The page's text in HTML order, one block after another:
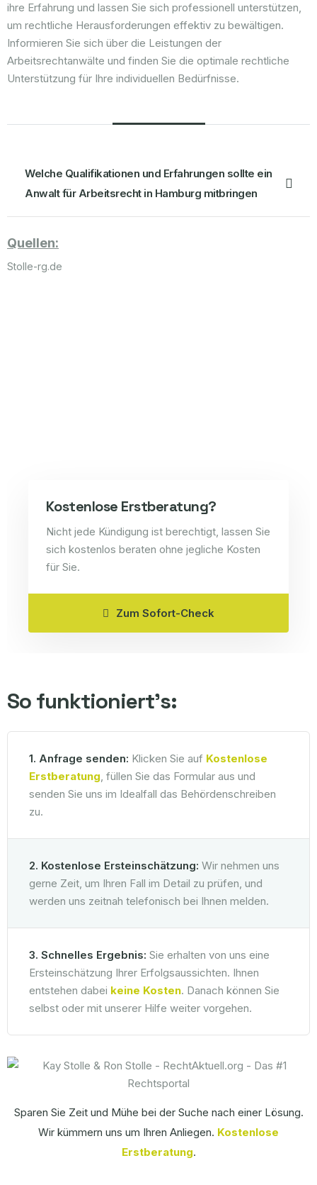
ihre Erfahrung und lassen Sie sich professionell unterstützen,
um rechtliche Herausforderungen effektiv zu bewältigen.
Informieren Sie sich über die Leistungen der
Arbeitsrechtanwälte und finden Sie die optimale rechtliche
Unterstützung für Ihre individuellen Bedürfnisse.
Welche Qualifikationen und Erfahrungen sollte ein
Anwalt für Arbeitsrecht in Hamburg mitbringen
Quellen:
Stolle-rg.de
Kostenlose Erstberatung?
Nicht jede Kündigung ist berechtigt, lassen Sie
sich kostenlos beraten ohne jegliche Kosten
für Sie.
Zum Sofort-Check
So funktioniert's:
1. Anfrage senden: Klicken Sie auf Kostenlose
Erstberatung, füllen Sie das Formular aus und
senden Sie uns im Idealfall das Behördenschreiben
zu.
2. Kostenlose Ersteinschätzung: Wir nehmen uns
gerne Zeit, um Ihren Fall im Detail zu prüfen, und
werden uns zeitnah telefonisch bei Ihnen melden.
3. Schnelles Ergebnis: Sie erhalten von uns eine
Ersteinschätzung Ihrer Erfolgsaussichten. Ihnen
entstehen dabei keine Kosten. Danach können Sie
selbst oder mit unserer Hilfe weiter vorgehen.
Sparen Sie Zeit und Mühe bei der Suche nach einer Lösung.
Wir kümmern uns um Ihren Anliegen. Kostenlose
Erstberatung.